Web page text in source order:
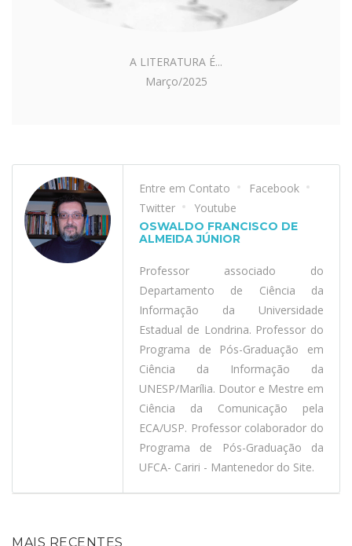
A LITERATURA É...
Março/2025
Entre em Contato
Facebook
Twitter
Youtube
OSWALDO FRANCISCO DE
ALMEIDA JÚNIOR
Professor associado do
Departamento de Ciência da
Informação da Universidade
Estadual de Londrina. Professor do
Programa de Pós-Graduação em
Ciência da Informação da
UNESP/Marília. Doutor e Mestre em
Ciência da Comunicação pela
ECA/USP. Professor colaborador do
Programa de Pós-Graduação da
UFCA- Cariri - Mantenedor do Site.
MAIS RECENTES